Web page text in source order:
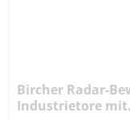
Bircher Radar-
Industrietore